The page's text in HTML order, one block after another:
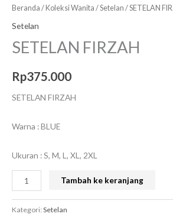
Beranda / Koleksi Wanita /Setelan / SETELAN
Setelan
SETELAN FIRZAH
Rp375.000
SETELAN FIRZAH
Warna : BLUE
Ukuran : S, M, L, XL, 2XL
Tambah ke keranjang
Kategori:Setelan